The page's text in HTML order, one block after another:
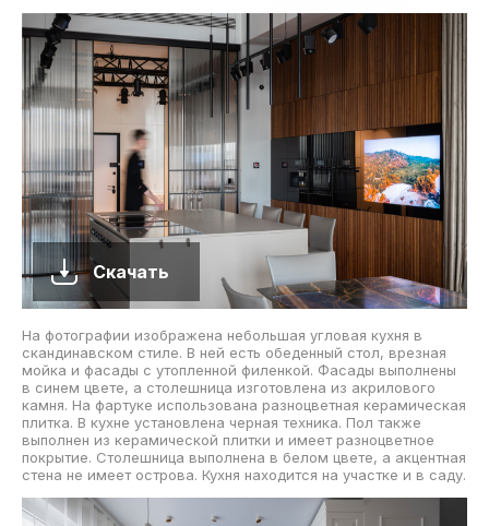
Скачать
На фотографии изображена небольшая угловая кухня в
скандинавском стиле. В ней есть обеденный стол, врезная
мойка и фасады с утопленной филенкой. Фасады выполнены
в синем цвете, а столешница изготовлена из акрилового
камня. На фартуке использована разноцветная керамическая
плитка. В кухне установлена черная техника. Пол также
выполнен из керамической плитки и имеет разноцветное
покрытие. Столешница выполнена в белом цвете, а акцентная
стена не имеет острова. Кухня находится на участке и в саду.